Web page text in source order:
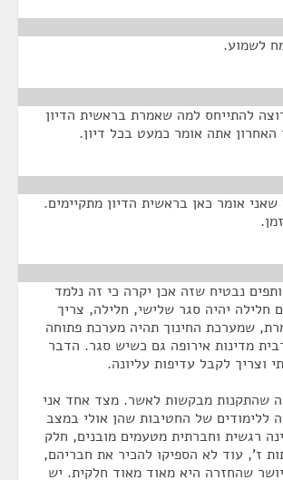
לשמוע.
להתייחס למה שאמרת בראשית הדיון
האחרון אתה אומר כמעט בכל דיון.
אומר כאן בראשית הדיון מתקיימים.
נבטיח שזה אכן יקרה כי זה נלמד
חלילה יהיה סגר שלישי, חלילה, צריך
שמערכת החינוך תהיה מערכת פתוחה
מדינות אירופה גם כשיש סגר. הדבר
וצריך לקבל עדיפות עליונה.
שהתקנות מבקשות לאשר. מצד אחד אני
ללימודים של החטיבות שהן אולי במצב
רגשית וחברתית מטעמים מובנים, חלק
ז', עוד לא הספיקו להכיר את חבריהם,
שהחזרה היא מאוד מאוד חלקית. יש